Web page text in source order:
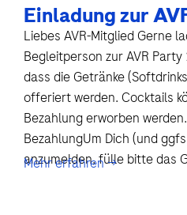
Einladung zur
Liebes AVR-Mitglied Gerne
Begleitperson zur AVR
dass die Getränke
offeriert werden. Cocktails
Bezahlung erworben
BezahlungUm Dich (und
anzumelden, fülle bitte das
Mehr erfahren →